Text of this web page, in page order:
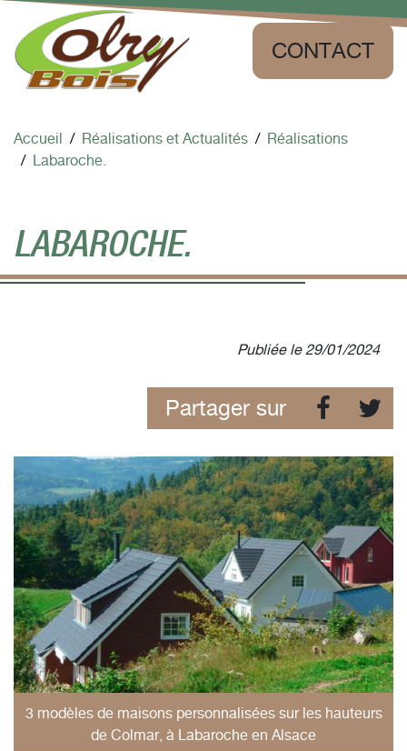
Aller au contenu
CONTACT
Accueil Réalisations et Actualités
Réalisations
Labaroche.
LABAROCHE.
Publiée le 29/01/2024
Partager sur Facebook
3 modèles de maisons personnalisées sur les hauteurs
de Colmar, à Labaroche en Alsace